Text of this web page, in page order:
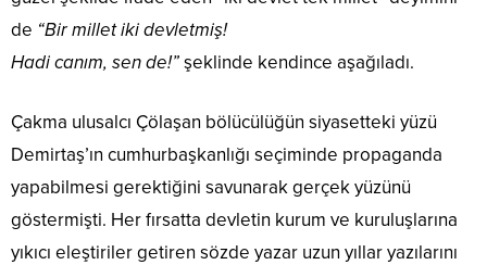
de “Bir millet iki devletmiş!
Hadi canım, sen de!”şeklinde kendince aşağıladı.
Çakma ulusalcı Çölaşan bölücülüğün siyasetteki yüzü
Demirtaş’ın cumhurbaşkanlığı seçiminde propaganda
yapabilmesi gerektiğini savunarak gerçek yüzünü
göstermişti. Her fırsatta devletin kurum ve kuruluşlarına
yıkıcı eleştiriler getiren sözde yazar uzun yıllar yazılarını